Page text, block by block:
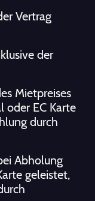
Vertrag
der
Mietpreises
oder EC Karte
durch
Abholung
geleistet,